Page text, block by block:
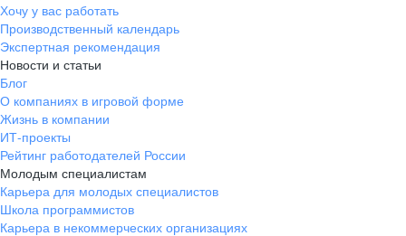
Хочу у вас работать
Производственный календарь
Экспертная рекомендация
Новости и статьи
Блог
О компаниях в игровой форме
Жизнь в компании
ИТ-проекты
Рейтинг работодателей России
Молодым специалистам
Карьера для молодых специалистов
Школа программистов
Карьера в некоммерческих организациях